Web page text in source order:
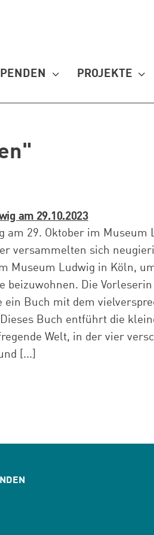
PROJEKTE
am 29.10.2023
am 29. Oktober im Museum
versammelten sich
Museum Ludwig in Köln,
beizuwohnen. Die Vorleserin
ein Buch mit dem
Buch entführt die
Welt, in der vier
[...]